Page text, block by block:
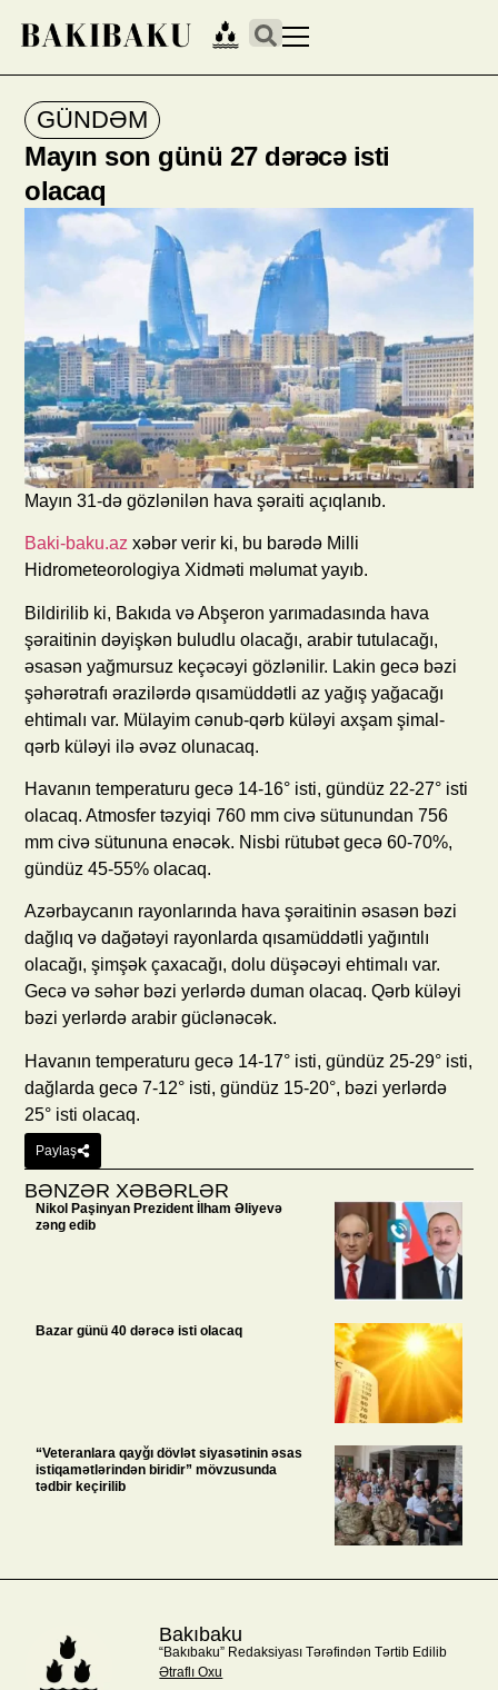
GÜNDƏM
Mayın son günü 27 dərəcə isti
olacaq
Mayın 31-də gözlənilən hava şəraiti açıqlanıb.
Baki-baku.azxəbər verir ki, bu barədə Milli
Hidrometeorologiya Xidməti məlumat yayıb.
Bildirilib ki, Bakıda və Abşeron yarımadasında hava
şəraitinin dəyişkən buludlu olacağı, arabir tutulacağı,
əsasən yağmursuz keçəcəyi gözlənilir. Lakin gecə bəzi
şəhərətrafı ərazilərdə qısamüddətli az yağış yağacağı
ehtimalı var. Mülayim cənub-qərb küləyi axşam şimal-
qərb küləyi ilə əvəz olunacaq.
Havanın temperaturu gecə 14-16° isti, gündüz 22-27° isti
olacaq. Atmosfer təzyiqi 760 mm civə sütunundan 756
mm civə sütununa enəcək. Nisbi rütubət gecə 60-70%,
gündüz 45-55% olacaq.
Azərbaycanın rayonlarında hava şəraitinin əsasən bəzi
dağlıq və dağətəyi rayonlarda qısamüddətli yağıntılı
olacağı, şimşək çaxacağı, dolu düşəcəyi ehtimalı var.
Gecə və səhər bəzi yerlərdə duman olacaq. Qərb küləyi
bəzi yerlərdə arabir güclənəcək.
Havanın temperaturu gecə 14-17° isti, gündüz 25-29° isti,
dağlarda gecə 7-12° isti, gündüz 15-20°, bəzi yerlərdə
25° isti olacaq.
Paylaş
BƏNZƏR XƏBƏRLƏR
Nikol Paşinyan Prezident İlham Əliyevə
zəng edib
Bazar günü 40 dərəcə isti olacaq
“Veteranlara qayğı dövlət siyasətinin əsas
istiqamətlərindən biridir” mövzusunda
tədbir keçirilib
Bakıbaku
“Bakıbaku” Redaksiyası Tərəfindən Tərtib Edilib
Ətraflı Oxu